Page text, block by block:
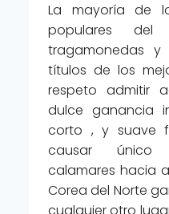
La mayoría de
populares del
tragamonedas
títulos de los
respeto admitir
dulce ganancia
corto , y suave
causar único
calamares hacia
Corea del Norte